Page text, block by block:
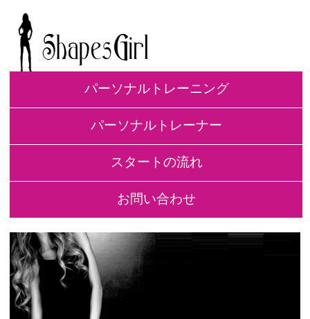
パーソナルトレーニング
パーソナルトレーナー
スタートの流れ
お問い合わせ